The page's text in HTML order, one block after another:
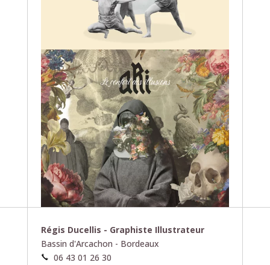
Régis Ducellis - Graphiste Illustrateur
Bassin d'Arcachon - Bordeaux
06 43 01 26 30